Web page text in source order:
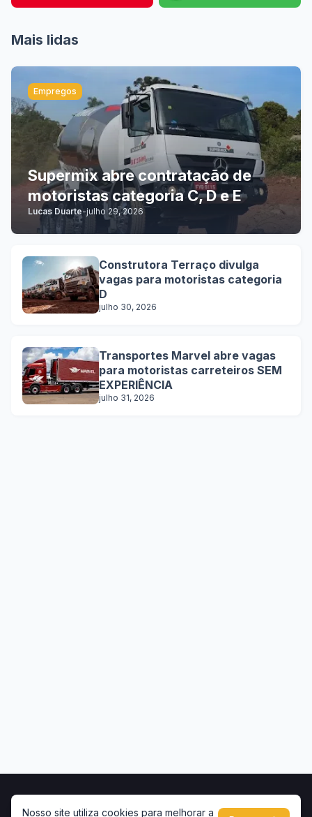
Mais lidas
Empregos
Supermix abre contratação de
motoristas categoria C, D e E
Lucas Duarte-julho 29, 2026
Construtora Terraço divulga
vagas para motoristas categoria
D
julho 30, 2026
Transportes Marvel abre vagas
para motoristas carreteiros SEM
EXPERIÊNCIA
julho 31, 2026
Nosso site utiliza cookies para melhorar a